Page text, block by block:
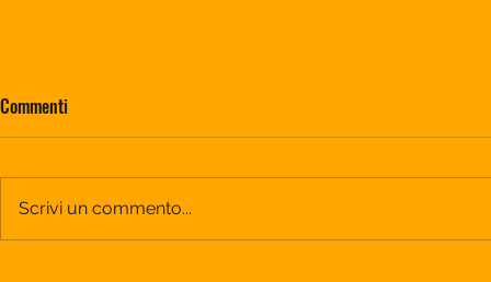
Commenti
Scrivi un commento...